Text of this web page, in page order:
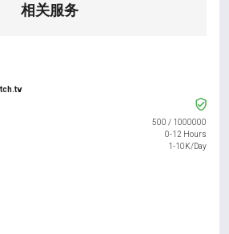
相关服务
500 / 1000000
0-12 Hours
1-10K/Day